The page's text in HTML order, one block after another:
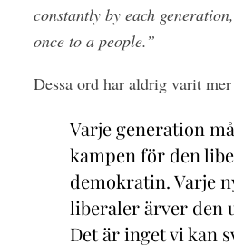
constantly by each
once to a people.”
Dessa ord har aldrig varit mer
Varje generation
kampen för den
demokratin. Varje
liberaler ärver den
Det är inget vi kan